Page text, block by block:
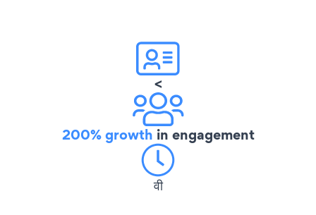
<
200% growth in engagement
वी